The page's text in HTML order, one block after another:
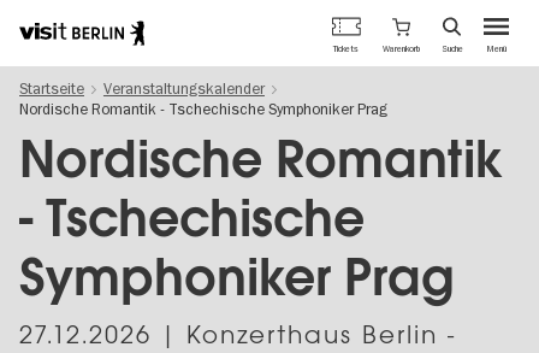
zum
Inhalt
Berlins
offizielles
Tourismusportal
Menü
Tickets Warenkorb Suche
Startseite
Veranstaltungskalender
Nordische Romantik - Tschechische Symphoniker Prag
Nordische Romantik
- Tschechische
Symphoniker Prag
27.12.2026 | Konzerthaus Berlin -